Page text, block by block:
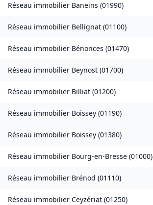
Réseau immobilier Baneins (01990)
Réseau immobilier Bellignat (01100)
Réseau immobilier Bénonces (01470)
Réseau immobilier Beynost (01700)
Réseau immobilier Billiat (01200)
Réseau immobilier Boissey (01190)
Réseau immobilier Boissey (01380)
Réseau immobilier Bourg-en-Bresse (01000)
Réseau immobilier Brénod (01110)
Réseau immobilier Ceyzériat (01250)